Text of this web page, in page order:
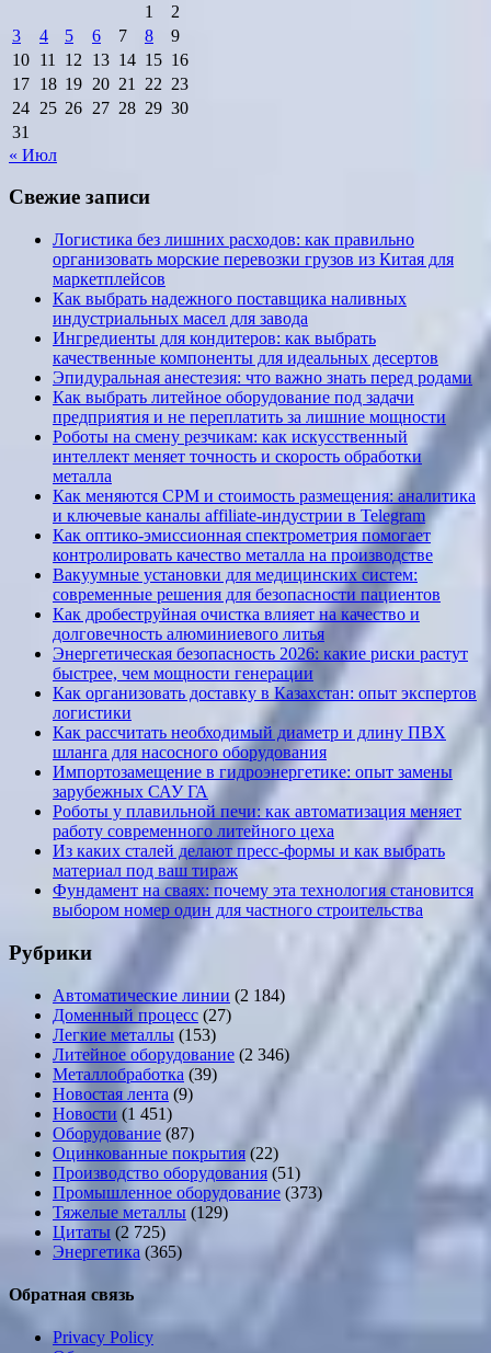
1
2
3
4 5 6 7 8
9
10 11 12 13 14 15 16
17 18 19 20 21 22 23
24 25 26 27 28 29 30
31
« Июл
Свежие записи
Логистика без лишних расходов: как правильно
организовать морские перевозки грузов из Китая для
маркетплейсов
Как выбрать надежного поставщика наливных
индустриальных масел для завода
Ингредиенты для кондитеров: как выбрать
качественные компоненты для идеальных десертов
Эпидуральная анестезия: что важно знать перед родами
Как выбрать литейное оборудование под задачи
предприятия и не переплатить за лишние мощности
Роботы на смену резчикам: как искусственный
интеллект меняет точность и скорость обработки
металла
Как меняются CPM и стоимость размещения: аналитика
и ключевые каналы affiliate-индустрии в Telegram
Как оптико-эмиссионная спектрометрия помогает
контролировать качество металла на производстве
Вакуумные установки для медицинских систем:
современные решения для безопасности пациентов
Как дробеструйная очистка влияет на качество и
долговечность алюминиевого литья
Энергетическая безопасность 2026: какие риски растут
быстрее, чем мощности генерации
Как организовать доставку в Казахстан: опыт экспертов
логистики
Как рассчитать необходимый диаметр и длину ПВХ
шланга для насосного оборудования
Импортозамещение в гидроэнергетике: опыт замены
зарубежных САУ ГА
Роботы у плавильной печи: как автоматизация меняет
работу современного литейного цеха
Из каких сталей делают пресс-формы и как выбрать
материал под ваш тираж
Фундамент на сваях: почему эта технология становится
выбором номер один для частного строительства
Рубрики
Автоматические линии (2 184)
Доменный процесс (27)
Легкие металлы (153)
Литейное оборудование (2 346)
Металлобработка (39)
Новостая лента (9)
Новости (1 451)
Оборудование (87)
Оцинкованные покрытия (22)
Производство оборудования (51)
Промышленное оборудование (373)
Тяжелые металлы (129)
Цитаты (2 725)
Энергетика (365)
Обратная связь
Privacy Policy